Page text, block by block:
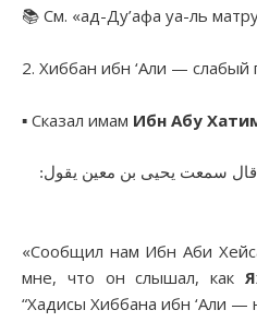
📚 См. «ад-Ду’афа уа-ль
2. Хиббан ибн ‘Али — слабый
▪︎ Сказал имам Ибн Абу
قال سمعت يحيى بن معين يقول:
«Сообщил нам Ибн Аби
мне, что он слышал, как
“Хадисы Хиббана ибн ‘Али —